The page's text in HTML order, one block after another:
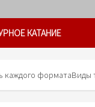
КАТАНИЕ
каждого форматаВиды